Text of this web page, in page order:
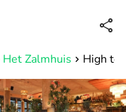
Available until 23:00
Het Zalmhuis High